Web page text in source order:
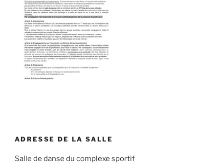
ADRESSE DE LA SALLE
Salle de danse du complexe sportif